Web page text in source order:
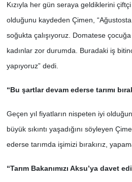
Kızıyla her gün seraya geldiklerini
olduğunu kaydeden Çimen, “Ağustosta
soğukta çalışıyoruz. Domatese
kadınlar zor durumda. Buradaki iş
yapıyoruz” dedi.
“Bu şartlar devam ederse tarımı
Geçen yıl fiyatların nispeten iyi
büyük sıkıntı yaşadığını söyleyen
ederse tarımda işimizi bırakırız,
“Tarım Bakanımızı Aksu’ya davet